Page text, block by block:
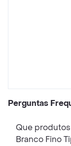
Perguntas
Que
Branco Fino